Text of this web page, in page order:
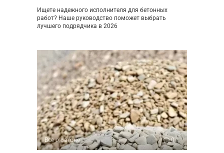
Ищете надежного исполнителя для бетонных
работ? Наше руководство поможет выбрать
лучшего подрядчика в 2026
Все о бетоне 0